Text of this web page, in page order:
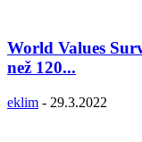
World Values
než 120...
eklim - 29.3.2022